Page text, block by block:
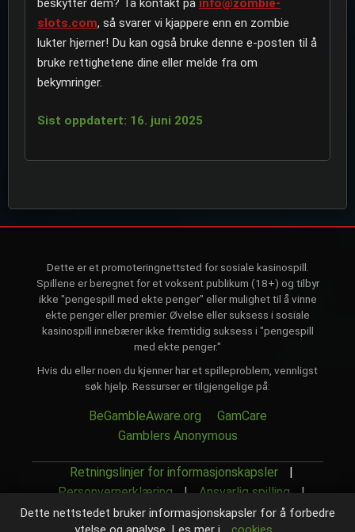
beskytter dem? Ta kontakt på info@zombie-
slots.com, så svarer vi kjappere enn en zombie
lukter hjerner! Du kan også bruke denne e-posten til å
bruke rettighetene dine eller melde fra om
bekymringer.
Sist oppdatert: 16. juni 2025
Dette er et promoteringnettsted for sosiale kasinospill.
Spillene er beregnet for et voksent publikum (18+) og tilbyr
ikke "pengespill med ekte penger" eller mulighet til å vinne
ekte penger eller premier. Øvelse eller suksess i sosiale
kasinospill innebærer ikke fremtidig suksess i "pengespill
med ekte penger."
Hvis du eller noen du kjenner har et spilleproblem, vennligst
søk hjelp. Ressurser er tilgjengelige på:
BeGambleAware.org
GamCare
Gamblers Anonymous
Retningslinjer for informasjonskapsler
Personvernerklæring | Ansvarlig spilling |
Vilkår og betingelser |
Dette nettstedet bruker informasjonskapsler for å forbedre